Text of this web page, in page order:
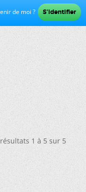
de moi ?
1 à 5 sur 5